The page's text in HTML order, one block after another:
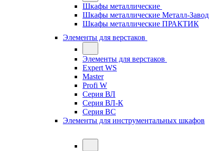
Шкафы металлические
Шкафы металлические Металл-Завод
Шкафы металлические ПРАКТИК
Элементы для верстаков
Элементы для верстаков
Expert WS
Master
Profi W
Серия ВЛ
Серия ВЛ-К
Серия ВС
Элементы для инструментальных шкафов